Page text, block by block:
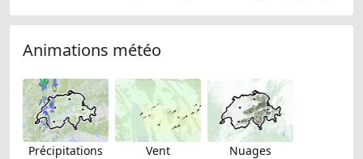
Animations météo
Précipitations Vent Nuages